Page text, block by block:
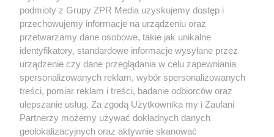
(w tym także elektroniczny lub mechaniczny) na jakimkolwiek polu
eksploatacji w jakiejkolwiek formie, włącznie z umieszczaniem w
Internecie bez pisemnej zgody właściciela praw. Jakiekolwiek użycie
lub wykorzystanie utworów w całości lub w części z naruszeniem
prawa, tzn. bez właściwej zgody, jest zabronione pod groźbą kary i
może być ścigane prawnie.
podmioty z Grupy ZPR Media uzyskujemy dostęp i
przechowujemy informacje na urządzeniu oraz
przetwarzamy dane osobowe, takie jak unikalne
identyfikatory, standardowe informacje wysyłane przez
urządzenie czy dane przeglądania w celu zapewniania
spersonalizowanych reklam, wybór spersonalizowanych
treści, pomiar reklam i treści, badanie odbiorców oraz
ulepszanie usług. Za zgodą Użytkownika my i Zaufani
Partnerzy możemy używać dokładnych danych
geolokalizacyjnych oraz aktywnie skanować